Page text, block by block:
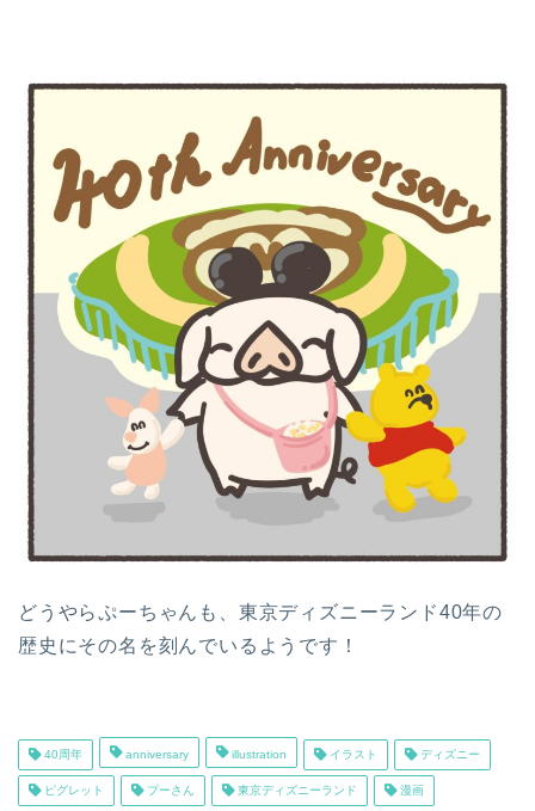
どうやらぷーちゃんも、東京ディズニーランド40年の
歴史にその名を刻んでいるようです！
40周年 anniversary illustration イラスト ディズニー
ピグレット プーさん 東京ディズニーランド 漫画